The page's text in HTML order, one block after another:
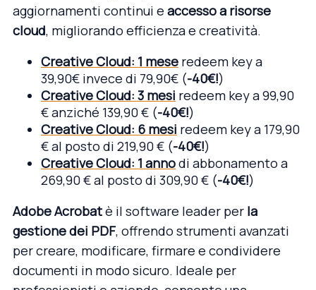
aggiornamenti continui e accesso a risorse
cloud, migliorando efficienza e creatività.
CreativeCloud: 1 mese redeem key a
39,90€ invece di 79,90€ (-40€!)
CreativeCloud: 3 mesi redeem key a 99,90
€ anziché 139,90 € (-40€!)
CreativeCloud: 6 mesi redeem key a 179,90
€ al posto di 219,90 € (-40€!)
CreativeCloud: 1 annodi abbonamento a
269,90 € al posto di 309,90 € (-40€!)
Adobe Acrobatè il software leader per la
gestione dei PDF, offrendo strumenti avanzati
per creare, modificare, firmare e condividere
documenti in modo sicuro. Ideale per